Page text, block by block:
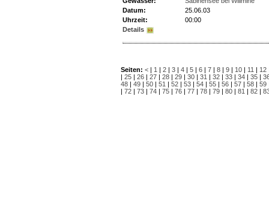
Datum:
25.06.03
Uhrzeit:
00:00
Details
Seiten: < | 1 | 2 | 3 | 4 | 5 | 6 | 7 | 8 | 9 | 10 | 11 | 12
| 25 | 26 | 27 | 28 | 29 | 30 | 31 | 32 | 33 | 34 | 35 |
48 | 49 | 50 | 51 | 52 | 53 | 54 | 55 | 56 | 57 | 58 | 59
| 72 | 73 | 74 | 75 | 76 | 77 | 78 | 79 | 80 | 81 | 82 |